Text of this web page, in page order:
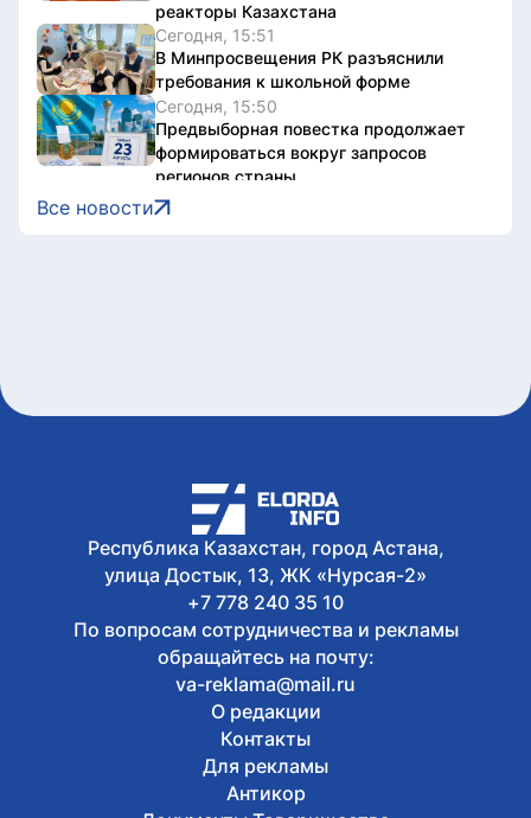
реакторы Казахстана
Сегодня, 15:51
В Минпросвещения РК разъяснили
требования к школьной форме
Сегодня, 15:50
Предвыборная повестка продолжает
формироваться вокруг запросов
регионов страны
Сегодня, 15:47
В Казахстане объявили конкурс
Сегодня, 15:07
Стартовала продажа билетов на
юношеские Олимпийские игры
Дакар-2026
Все новости
Республика Казахстан, город Астана,
улица Достык, 13, ЖК «Нурсая-2»
+7 778 240 35 10
По вопросам сотрудничества и рекламы
обращайтесь на почту:
va-reklama@mail.ru
О редакции
Контакты
Для рекламы
Антикор